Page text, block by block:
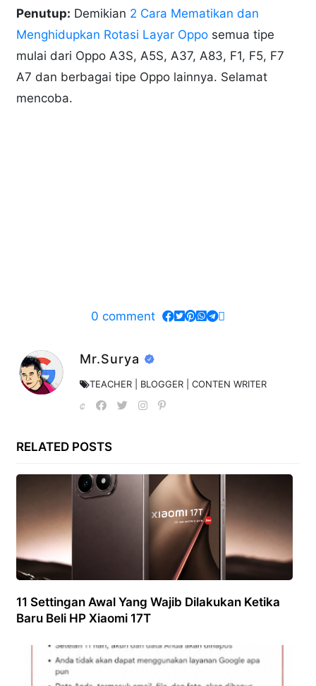
Penutup: Demikian 2 Cara Mematikan dan
Menghidupkan Rotasi Layar Oppo semua tipe
mulai dari Oppo A3S, A5S, A37, A83, F1, F5, F7
A7 dan berbagai tipe Oppo lainnya. Selamat
mencoba.
0 comment
Mr.Surya
TEACHER | BLOGGER | CONTEN WRITER
RELATED POSTS
11 Settingan Awal Yang Wajib Dilakukan Ketika
Baru Beli HP Xiaomi 17T